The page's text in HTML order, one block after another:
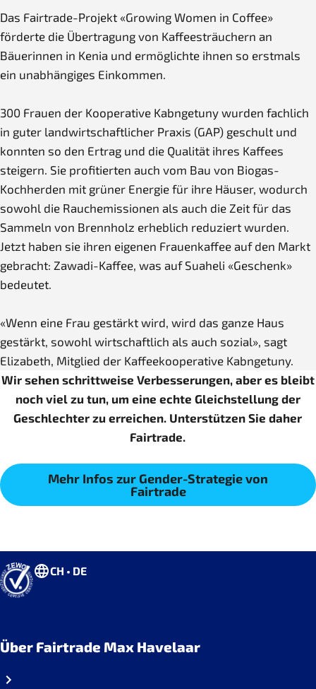
Das Fairtrade-Projekt «Growing Women in Coffee»
förderte die Übertragung von Kaffeesträuchern an
Bäuerinnen in Kenia und ermöglichte ihnen so erstmals
ein unabhängiges Einkommen.
300 Frauen der Kooperative Kabngetuny wurden fachlich
in guter landwirtschaftlicher Praxis (GAP) geschult und
konnten so den Ertrag und die Qualität ihres Kaffees
steigern. Sie profitierten auch vom Bau von Biogas-
Kochherden mit grüner Energie für ihre Häuser, wodurch
sowohl die Rauchemissionen als auch die Zeit für das
Sammeln von Brennholz erheblich reduziert wurden.
Jetzt haben sie ihren eigenen Frauenkaffee auf den Markt
gebracht: Zawadi-Kaffee, was auf Suaheli «Geschenk»
bedeutet.
«Wenn eine Frau gestärkt wird, wird das ganze Haus
gestärkt, sowohl wirtschaftlich als auch sozial», sagt
Elizabeth, Mitglied der Kaffeekooperative Kabngetuny.
Wir sehen schrittweise Verbesserungen, aber es bleibt
noch viel zu tun, um eine echte Gleichstellung der
Geschlechter zu erreichen. Unterstützen Sie daher
Fairtrade.
Mehr Infos zur Gender-Strategie von
Fairtrade
CH • DE
Über Fairtrade Max Havelaar